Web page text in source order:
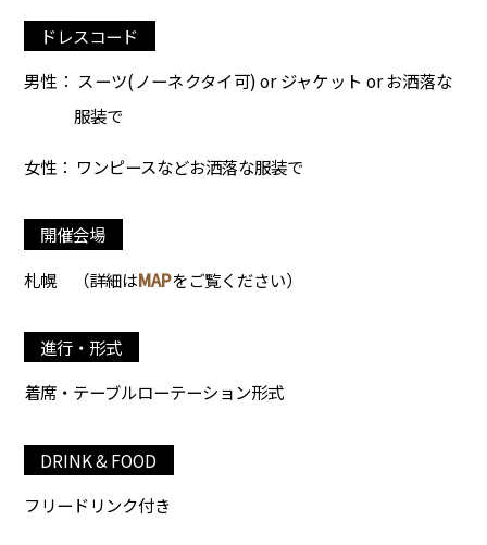
ドレスコード
男性： スーツ(ノーネクタイ可) or ジャケット or お洒落な
服装で
女性： ワンピースなどお洒落な服装で
開催会場
札幌
（詳細はMAPをご覧ください）
進行・形式
着席・テーブルローテーション形式
DRINK & FOOD
フリードリンク付き